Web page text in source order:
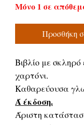
Μόνο 1 σε
Προσθήκη
Βιβλίο με
χαρτόνι.
Καθαρεύουσα
Ά έκδοση.
Άριστη